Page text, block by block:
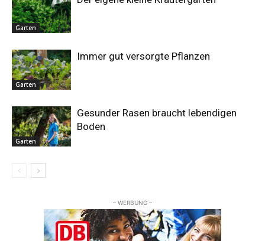
Garten
Garten
Immer gut versorgte Pflanzen
Garten
Gesunder Rasen braucht lebendigen
Boden
– WERBUNG –